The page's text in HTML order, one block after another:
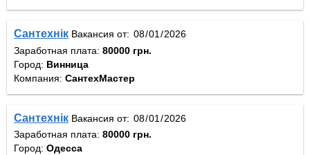
Сантехнік Вакансия от:
Заработная плата: 80000 грн.
Город: Винница
Компания: СантехМастер
Сантехнік Вакансия от:
Заработная плата: 80000 грн.
Город: Одесса